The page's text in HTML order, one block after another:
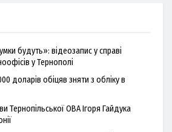
будуть»: відеозапис у справі
у Тернополі
доларів обіцяв зняти з обліку в
Тернопільської ОВА Ігоря Гайдука